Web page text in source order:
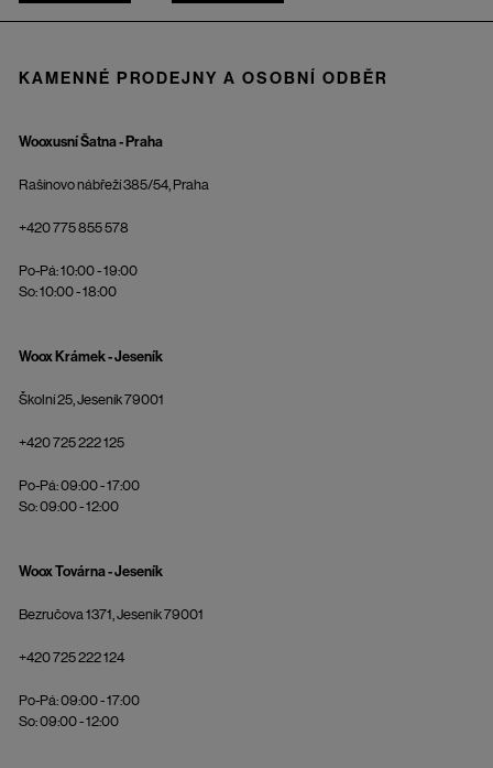
KAMENNÉ PRODEJNY A OSOBNÍ ODBĚR
Wooxusní Šatna - Praha
Rašínovo nábřeží 385/54, Praha
+420 775 855 578
Po-Pá: 10:00 - 19:00
So: 10:00 - 18:00
Woox Krámek - Jeseník
Školní 25, Jeseník 79001
+420 725 222 125
Po-Pá: 09:00 - 17:00
So: 09:00 - 12:00
Woox Továrna - Jeseník
Bezručova 1371, Jeseník 79001
+420 725 222 124
Po-Pá: 09:00 - 17:00
So: 09:00 - 12:00